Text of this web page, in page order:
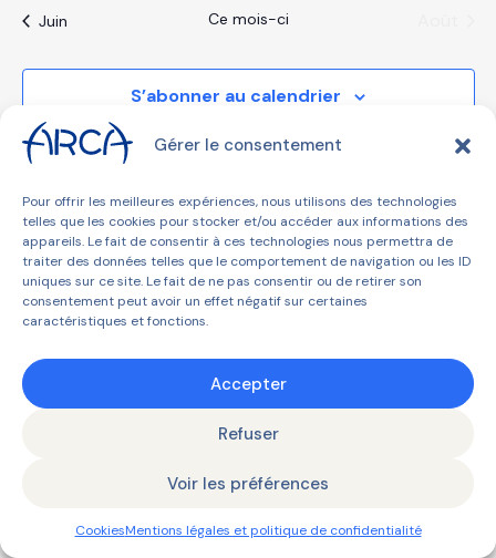
Gérer le consentement
Pour offrir les meilleures expériences, nous utilisons des technologies
telles que les cookies pour stocker et/ou accéder aux informations des
appareils. Le fait de consentir à ces technologies nous permettra de
traiter des données telles que le comportement de navigation ou les ID
uniques sur ce site. Le fait de ne pas consentir ou de retirer son
consentement peut avoir un effet négatif sur certaines
caractéristiques et fonctions.
Accepter
Refuser
Voir les préférences
CookiesMentions légales et politique de confidentialité
Juin Ce mois-ci
S’abonner au calendrier
© 2026 ARCA | Tous droits réservés | Mentions légales et
politique de confidentialité